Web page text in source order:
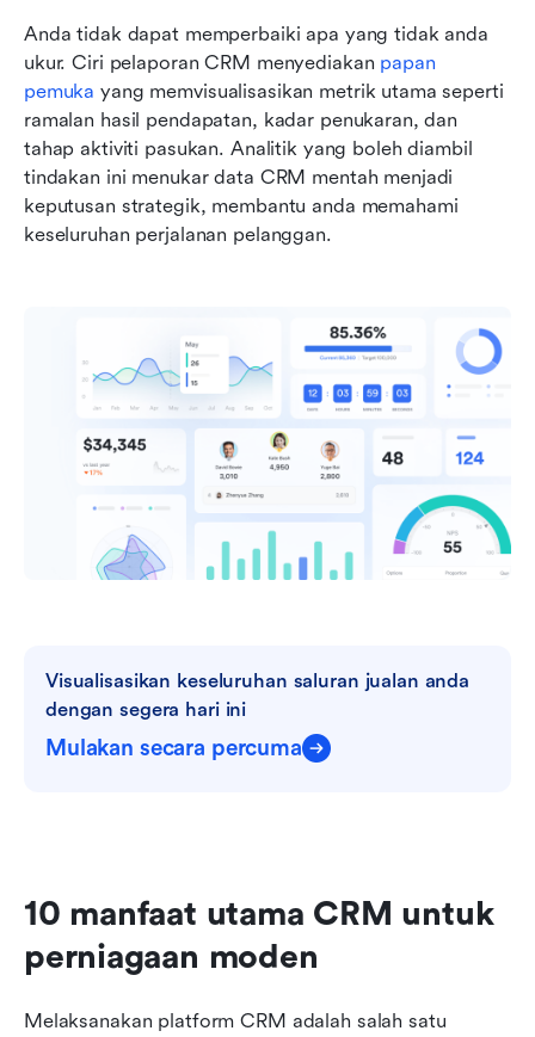
Anda tidak dapat memperbaiki apa yang tidak anda
ukur. Ciri pelaporan CRM menyediakan papan
pemuka yang memvisualisasikan metrik utama seperti
ramalan hasil pendapatan, kadar penukaran, dan
tahap aktiviti pasukan. Analitik yang boleh diambil
tindakan ini menukar data CRM mentah menjadi
keputusan strategik, membantu anda memahami
keseluruhan perjalanan pelanggan.
Visualisasikan keseluruhan saluran jualan anda
dengan segera hari ini
Mulakan secara percuma
10 manfaat utama CRM untuk
perniagaan moden
Melaksanakan platform CRM adalah salah satu